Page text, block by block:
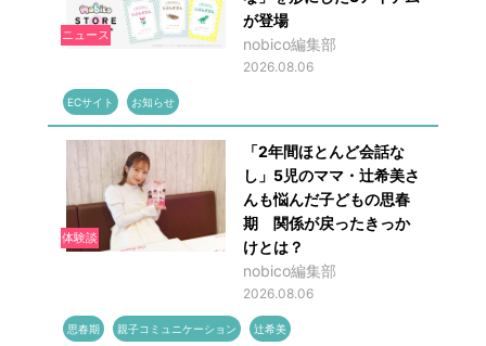
ニュース
が登場
nobico編集部
2026.08.06
ECサイト お知らせ
体験談
「2年間ほとんど会話な
し」5児のママ・辻希美さ
んも悩んだ子どもの思春
期 関係が戻ったきっか
けとは？
nobico編集部
2026.08.06
思春期 親子コミュニケーション 辻希美